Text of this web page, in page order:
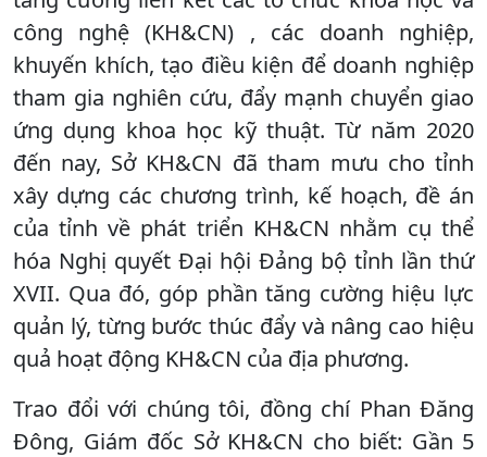
công nghệ (KH&CN) , các doanh nghiệp,
khuyến khích, tạo điều kiện để doanh nghiệp
tham gia nghiên cứu, đẩy mạnh chuyển giao
ứng dụng khoa học kỹ thuật. Từ năm 2020
đến nay, Sở KH&CN đã tham mưu cho tỉnh
xây dựng các chương trình, kế hoạch, đề án
của tỉnh về phát triển KH&CN nhằm cụ thể
hóa Nghị quyết Đại hội Đảng bộ tỉnh lần thứ
XVII. Qua đó, góp phần tăng cường hiệu lực
quản lý, từng bước thúc đẩy và nâng cao hiệu
quả hoạt động KH&CN của địa phương.
Trao đổi với chúng tôi, đồng chí Phan Đăng
Đông, Giám đốc Sở KH&CN cho biết: Gần 5